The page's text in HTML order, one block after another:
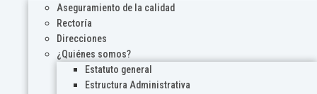
Aseguramiento de la calidad
Rectoría
Direcciones
¿Quiénes somos?
Estatuto general
Estructura Administrativa